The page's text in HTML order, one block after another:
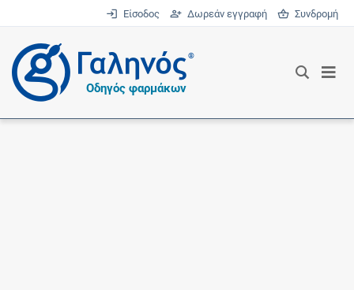
Είσοδος Δωρεάν εγγραφή Συνδρομή
®
Οδηγός φαρμάκων